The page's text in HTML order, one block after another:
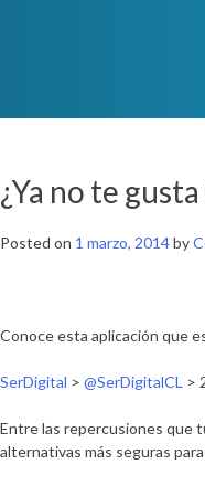
¿Ya no te
Posted on 1 marzo, 2014by
Conoce esta aplicación que
SerDigital > @SerDigitalCL >
Entre las repercusiones que
alternativas más seguras